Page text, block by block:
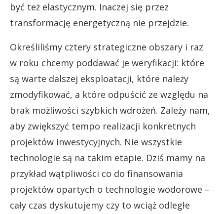
być też elastycznym. Inaczej się przez
transformację energetyczną nie przejdzie.
Określiliśmy cztery strategiczne obszary i raz
w roku chcemy poddawać je weryfikacji: które
są warte dalszej eksploatacji, które należy
zmodyfikować, a które odpuścić ze względu na
brak możliwości szybkich wdrożeń. Zależy nam,
aby zwiększyć tempo realizacji konkretnych
projektów inwestycyjnych. Nie wszystkie
technologie są na takim etapie. Dziś mamy na
przykład wątpliwości co do finansowania
projektów opartych o technologie wodorowe –
cały czas dyskutujemy czy to wciąż odległe